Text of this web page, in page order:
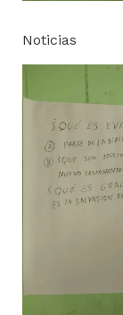
Noticias